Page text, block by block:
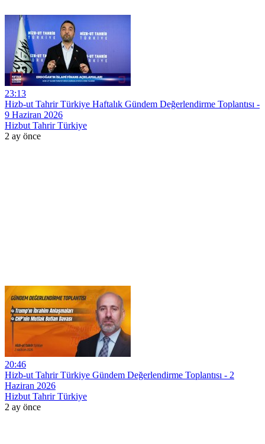
23:13
Hizb-ut Tahrir Türkiye Haftalık Gündem Değerlendirme Toplantısı -
9 Haziran 2026
Hizbut Tahrir Türkiye
2 ay önce
20:46
Hizb-ut Tahrir Türkiye Gündem Değerlendirme Toplantısı - 2
Haziran 2026
Hizbut Tahrir Türkiye
2 ay önce